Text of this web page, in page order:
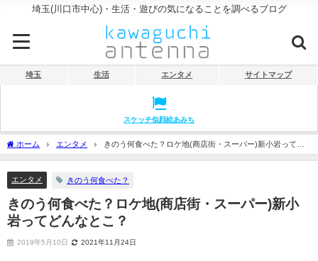
埼玉(川口市中心)・生活・遊びの気になることを調べるブログ
埼玉 生活 エンタメ サイトマップ
スケッチ似顔絵あみち
ホーム エンタメ
きのう何食べた？ロケ地(商店街・スーパー)新小岩ってど
んなとこ？
エンタメ きのう何食べた？
きのう何食べた？ロケ地(商店街・スーパー)新小
岩ってどんなとこ？
2019年5月10日 2021年11月24日